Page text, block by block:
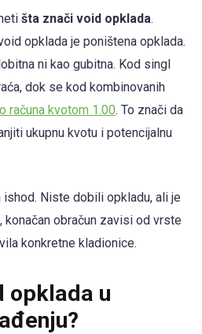
šta znači void opklada.
opklada je poništena opklada.
ni kao gubitna. Kod singl
dok se kod kombinovanih
računa kvotom 1.00. To znači da
ukupnu kvotu i potencijalnu
ishod. Niste dobili opkladu, ali je
obračun zavisi od vrste
konkretne kladionice.
opklada u